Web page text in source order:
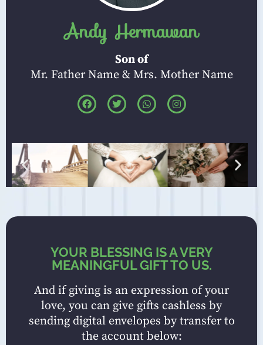
Andy Hermawan
Son of
Mr. Father Name & Mrs. Mother Name
YOUR BLESSING IS A VERY
MEANINGFUL GIFT TO US.
And if giving is an expression of your
love, you can give gifts cashless by
sending digital envelopes by transfer to
the account below: